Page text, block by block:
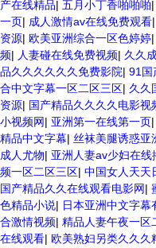
产在线精品| 五月小丁香啪啪啪|
一页| 成人激情av在线免费观看|
资源| 欧美亚洲综合一区色婷婷|
频| 人妻碰在线免费视频| 久久
品久久久久久久免费影院| 91国
合中文字幕一区二区三区| 久久
资源| 国产精品久久久久电影视
小视频网| 亚洲第一在线第一页|
精品中文字幕| 丝袜美腿诱惑亚
成人尤物| 亚洲人妻av少妇在线
频一区二区三区| 中国女人天天
国产精品久久在线观看电影网|
色精品小说| 日本亚洲中文字幕
合激情视频| 精品人妻午夜一区
在线观看| 欧美熟妇另类久久久